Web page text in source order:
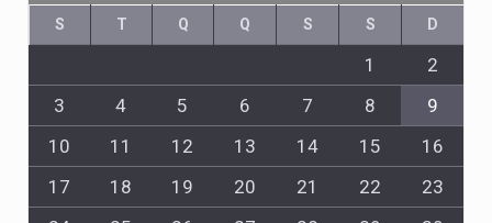
S T Q Q S S D
1
2
3
4 5 6 7 8
9
10
11 12 13 14 15
16
17
18 19 20 21 22
23